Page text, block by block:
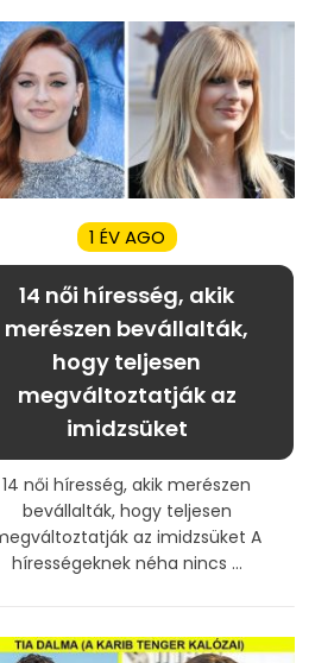
1 ÉV AGO
14 női híresség, akik
merészen bevállalták,
hogy teljesen
megváltoztatják az
imidzsüket
14 női híresség, akik merészen
bevállalták, hogy teljesen
az imidzsüket A
hírességeknek néha nincs ...